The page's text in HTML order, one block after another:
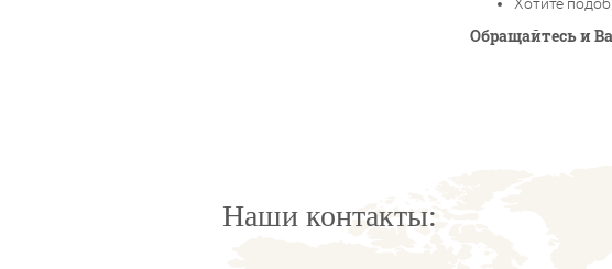
Обращайтесь и
Наши контакты: